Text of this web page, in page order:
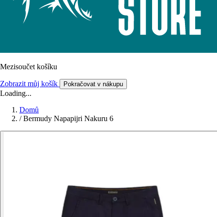
Mezisoučet košíku
Zobrazit můj košík Pokračovat v nákupu
Loading...
Domů
/ Bermudy Napapijri Nakuru 6